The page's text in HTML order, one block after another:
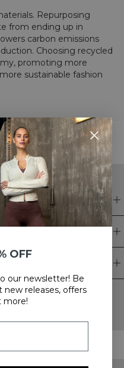
Repurposing
from ending up in
carbon emissions
Choosing recycled
promoting more
sustainable fashion
Recevez des offres
et bien plus encore.
OFF
our newsletter! Be
releases, offers
more!